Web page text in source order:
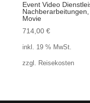
Event Video
Movie
714,00 €
inkl. 19 % MwSt.
zzgl. Reisekosten